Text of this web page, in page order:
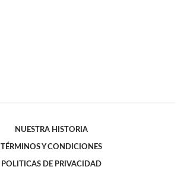
NUESTRA HISTORIA
TÉRMINOS Y CONDICIONES
POLITICAS DE PRIVACIDAD